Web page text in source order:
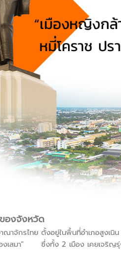
องจังหวัด
าจักรไทย ตั้งอยู่ในพื้นที่อำเภอสูงเนิ
งเสมา" ซึ่งทั้ง 2 เมือง เคยเจริญรุ่